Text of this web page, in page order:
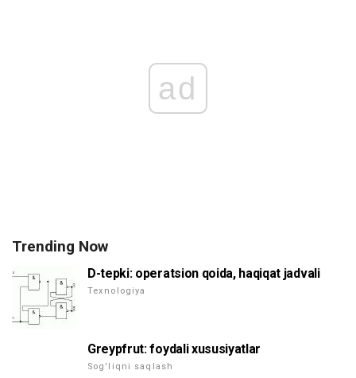
ad
Trending Now
D-tepki: operatsion qoida, haqiqat jadvali
Texnologiya
Greypfrut: foydali xususiyatlar
Sog'liqni saqlash